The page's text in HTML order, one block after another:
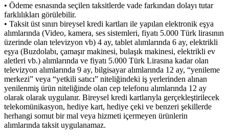
• Ödeme esnasında seçilen taksitlerde vade farkından dolayı tutar
farklılıkları görülebilir.
• Taksit üst sınırı bireysel kredi kartları ile yapılan elektronik eşya
alımlarında (Video, kamera, ses sistemleri, fiyatı 5.000 Türk lirasının
üzerinde olan televizyon vb) 4 ay, tablet alımlarında 6 ay, elektrikli
eşya (Buzdolabı, çamaşır makinesi, bulaşık makinesi, elektrikli ev
aletleri vb.) alımlarında ve fiyatı 5.000 Türk Lirasına kadar olan
televizyon alımlarında 9 ay, bilgisayar alımlarında 12 ay, “yenileme
merkezi” veya “yetkili satıcı” niteliğindeki iş yerlerinden alınan
yenilenmiş ürün niteliğinde olan cep telefonu alımlarında 12 ay
olarak olarak uygulanır. Bireysel kredi kartlarıyla gerçekleştirilecek
telekomünikasyon, hediye kart, hediye çeki ve benzeri şekillerde
herhangi somut bir mal veya hizmeti içermeyen ürünlerin
alımlarında taksit uygulanamaz.